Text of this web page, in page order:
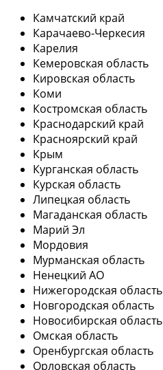
Камчатский край
Карачаево-Черкесия
Карелия
Кемеровская область
Кировская область
Коми
Костромская область
Краснодарский край
Красноярский край
Крым
Курганская область
Курская область
Липецкая область
Магаданская область
Марий Эл
Мордовия
Мурманская область
Ненецкий АО
Нижегородская область
Новгородская область
Новосибирская область
Омская область
Оренбургская область
Орловская область